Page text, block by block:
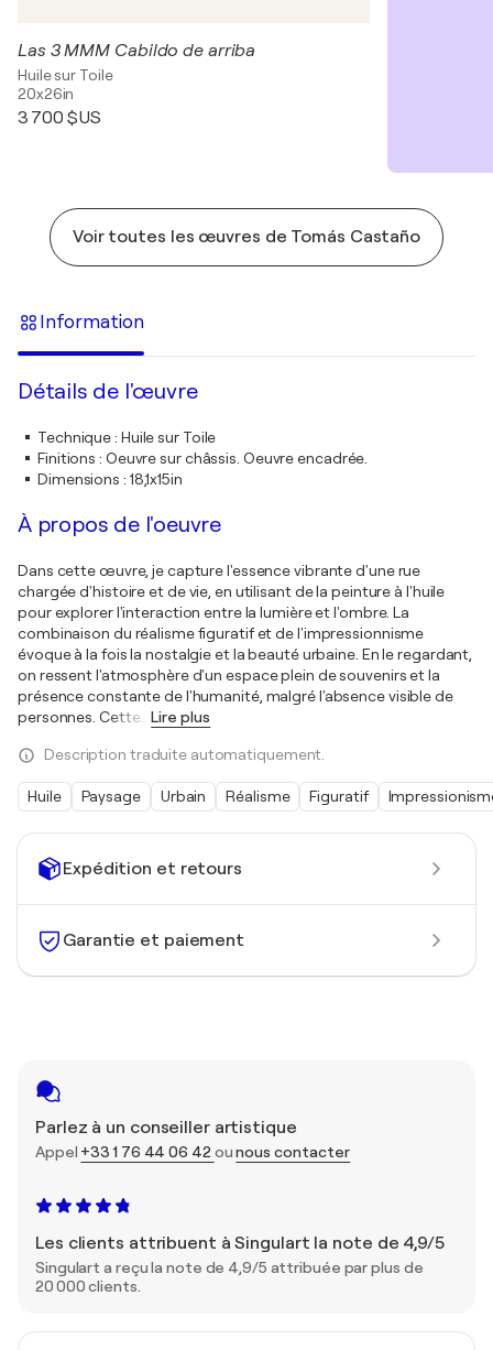
Expédition et retours
Garantie et paiement
Parlez à un conseiller artistique
Appel +33 1 76 44 06 42 ounous contacter
Les clients attribuent à Singulart la note de 4,9/5
Singulart a reçu la note de 4,9/5 attribuée par plus de
20 000 clients.
Las 3 MMM Cabildo de arriba
Huile sur Toile
20x26in
3 700 $US
Voir toutes les œuvres de Tomás Castaño
Information
Détails de l'œuvre
Technique: Huile sur Toile
Finitions : Oeuvre sur châssis. Oeuvre encadrée.
Dimensions : 18,1x15in
À propos de l'oeuvre
Dans cette œuvre, je capture l'essence vibrante d'une rue
chargée d'histoire et de vie, en utilisant de la peinture à l'huile
pour explorer l'interaction entre la lumière et l'ombre. La
combinaison du réalisme figuratif et de l'impressionnisme
évoque à la fois la nostalgie et la beauté urbaine. En le regardant,
on ressent l'atmosphère d'un espace plein de souvenirs et la
présence constante de l'humanité, malgré l'absence visible de
personnes. Cette
Lire plus
Description traduite automatiquement.
Huile Paysage Urbain Réalisme Figuratif